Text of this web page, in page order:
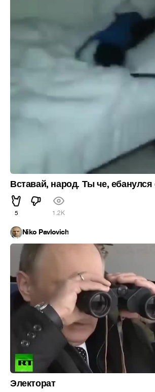
Вставай, народ. Ты че,
5 1.2K
Niko Pavlovich
Электорат